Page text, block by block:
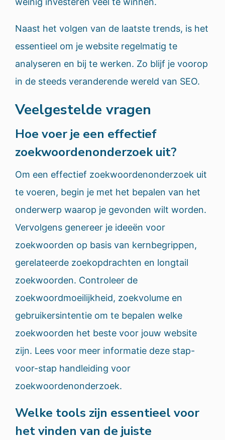
Naast het volgen van de laatste trends, is het
essentieel om je website regelmatig te
analyseren en bij te werken. Zo blijf je voorop
in de steeds veranderende wereld van SEO.
Veelgestelde vragen
Hoe voer je een effectief
zoekwoordenonderzoek uit?
Om een effectief zoekwoordenonderzoek uit
te voeren, begin je met het bepalen van het
onderwerp waarop je gevonden wilt worden.
Vervolgens genereer je ideeën voor
zoekwoorden op basis van kernbegrippen,
gerelateerde zoekopdrachten en longtail
zoekwoorden. Controleer de
zoekwoordmoeilijkheid, zoekvolume en
gebruikersintentie om te bepalen welke
zoekwoorden het beste voor jouw website
zijn. Lees voor meer informatie deze stap-
voor-stap handleiding voor
zoekwoordenonderzoek.
Welke tools zijn essentieel voor
het vinden van de juiste